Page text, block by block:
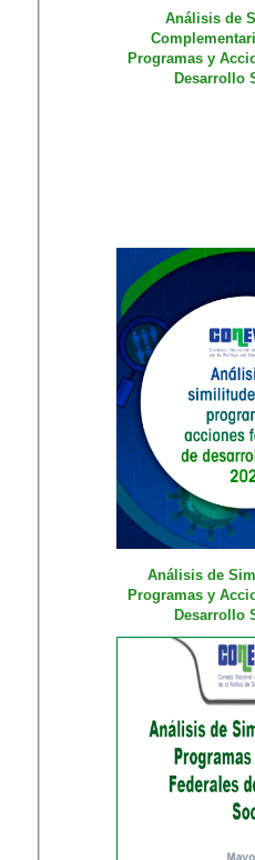
Análisis de
Programas y
Desarrollo
Análisis de
Programas y
Desarrollo